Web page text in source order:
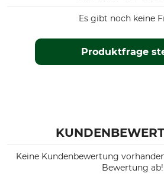
Produktfrage
Es gibt noch keine
Keine Kundenbewertung
Bewertung ab!